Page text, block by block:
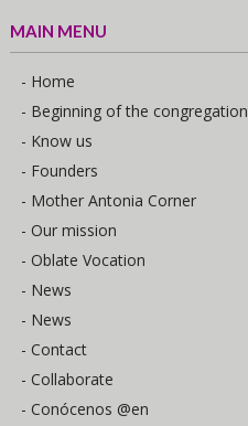
MAIN MENU
- Home
- Beginning of the congregation
- Know us
- Founders
- Mother Antonia Corner
- Our mission
- Oblate Vocation
- News
- News
- Contact
- Collaborate
- Conócenos @en